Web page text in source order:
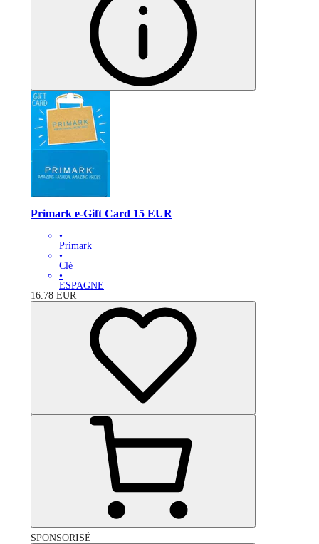
Primark e-Gift Card 15 EUR
•
Primark
•
Clé
•
ESPAGNE
16.78 EUR
SPONSORISÉ